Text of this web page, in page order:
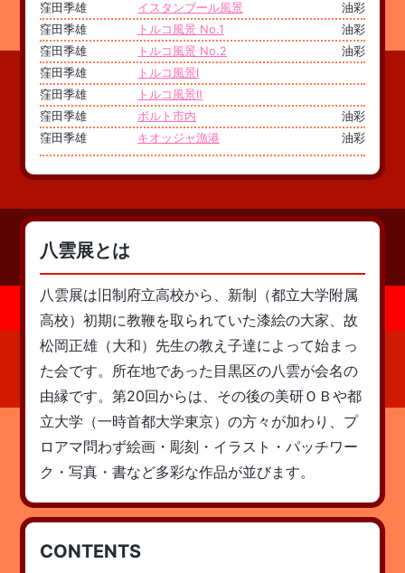
窪田季雄
イスタンブール風景
油彩
窪田季雄
トルコ風景 No.1
油彩
窪田季雄
トルコ風景 No.2
油彩
窪田季雄
トルコ風景Ⅰ
窪田季雄
トルコ風景Ⅱ
窪田季雄
ボルト市内
油彩
窪田季雄
キオッジャ漁港 油彩
八雲展とは
八雲展は旧制府立高校から、新制（都立大学附属
高校）初期に教鞭を取られていた漆絵の大家、故
松岡正雄（大和）先生の教え子達によって始まっ
た会です。所在地であった目黒区の八雲が会名の
由縁です。第20回からは、その後の美研ＯＢや都
立大学（一時首都大学東京）の方々が加わり、プ
ロアマ問わず絵画・彫刻・イラスト・パッチワー
ク・写真・書など多彩な作品が並びます。
CONTENTS